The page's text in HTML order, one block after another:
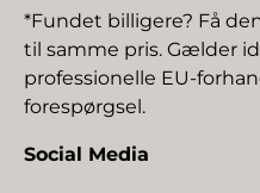
*Fundet billigere? Få
til samme pris. Gælder
professionelle EU-
forespørgsel.
Social Media